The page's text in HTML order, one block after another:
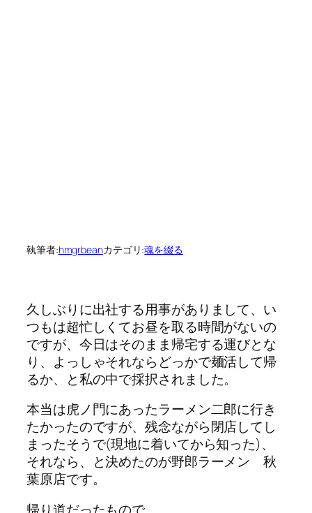
執筆者:hmgrbeanカテゴリ:魂を綴る
久しぶりに出社する用事がありまして、い
つもは超忙しくてお昼を取る時間がないの
ですが、今日はそのまま帰宅する運びとな
り、よっしゃそれならどっかで麺活して帰
るか、と私の中で採択されました。
本当は虎ノ門にあったラーメン二郎に行き
たかったのですが、残念ながら閉店してし
まったそうで(現地に着いてから知った)、
それなら、と決めたのが野郎ラーメン 秋
葉原店です。
帰り道だったもので。